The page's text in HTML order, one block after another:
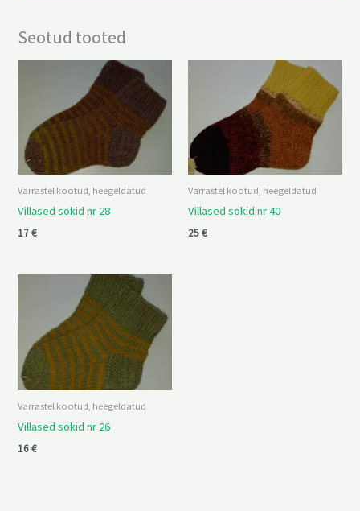
Seotud tooted
Varrastel kootud, heegeldatud
Villased sokid nr 28
17€
Varrastel kootud, heegeldatud
Villased sokid nr 40
25€
Varrastel kootud, heegeldatud
Villased sokid nr 26
16€